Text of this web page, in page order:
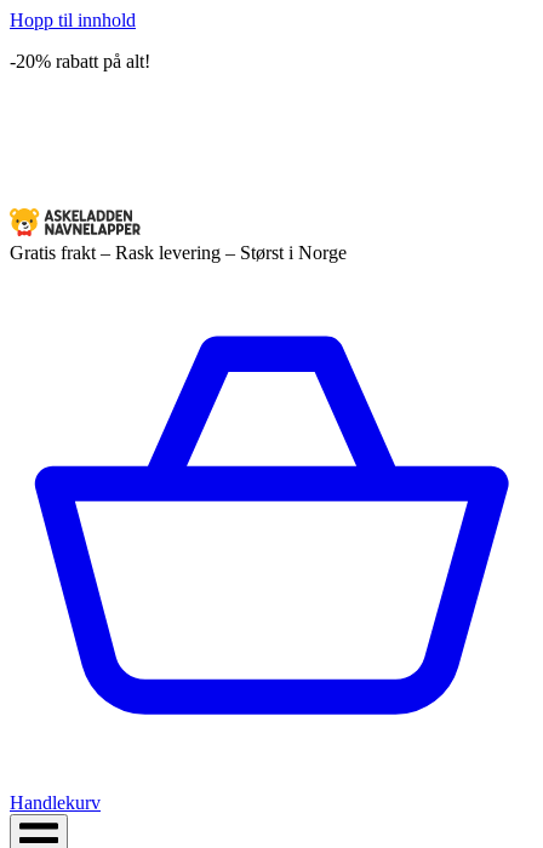
Hopp til innhold
-20% rabatt på alt!
Gratis frakt – Rask levering – Størst i Norge
Handlekurv